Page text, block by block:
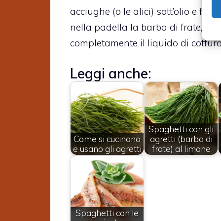
acciughe (o le alici) sott’olio e
nella padella la barba di frate,
completamente il liquido di
Leggi anche:
Come si cucinano
e usano gli agretti
Spaghetti con gli
agretti (barba di
frate) al limone
Spaghetti con le